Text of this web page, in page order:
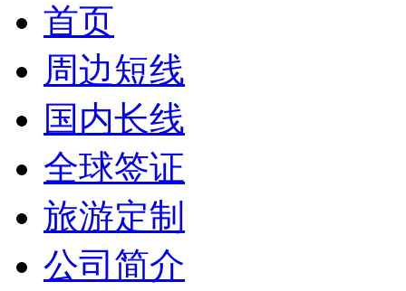
首页
周边短线
国内长线
全球签证
旅游定制
公司简介